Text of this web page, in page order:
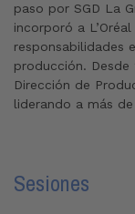
paso por SGD La
incorporó a
responsabilidades
producción. Desde
Dirección de
liderando a más
Sesiones